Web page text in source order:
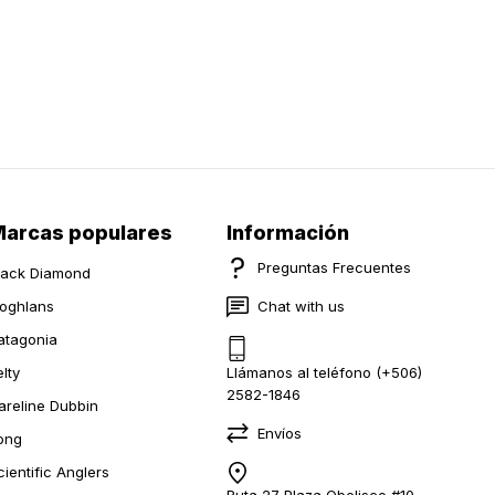
populares
Diamond
Dubbin
Anglers
Información
Preguntas Frecuentes
Chat with us
Llámanos al teléfono (+506)
2582-1846
Envíos